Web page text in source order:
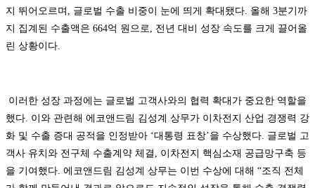
지 뛰어오르며, 글로벌 수출 비중이 눈에 띄게 확대됐다. 올해 3분기까
지 집계된 수출액은 664억 원으로, 전년 대비 성장 속도를 크게 끌어올
린 상황이다.
이러한 성장 과정에는 글로벌 고객사와의 협력 확대가 중요한 역할을
했다. 이와 관련해 에코앤드림 김성계 상무가 이차전지 산업 경쟁력 강
화 및 수출 증대 공적을 인정받아 ‘대통령 표창’을 수상했다. 글로벌 고
객사 유치와 전구체 수출계약 체결, 이차전지 핵심소재 공급망구축 등
을 기여했다. 에코앤드림 김성계 상무는 이번 수상에 대해 “조직 전체